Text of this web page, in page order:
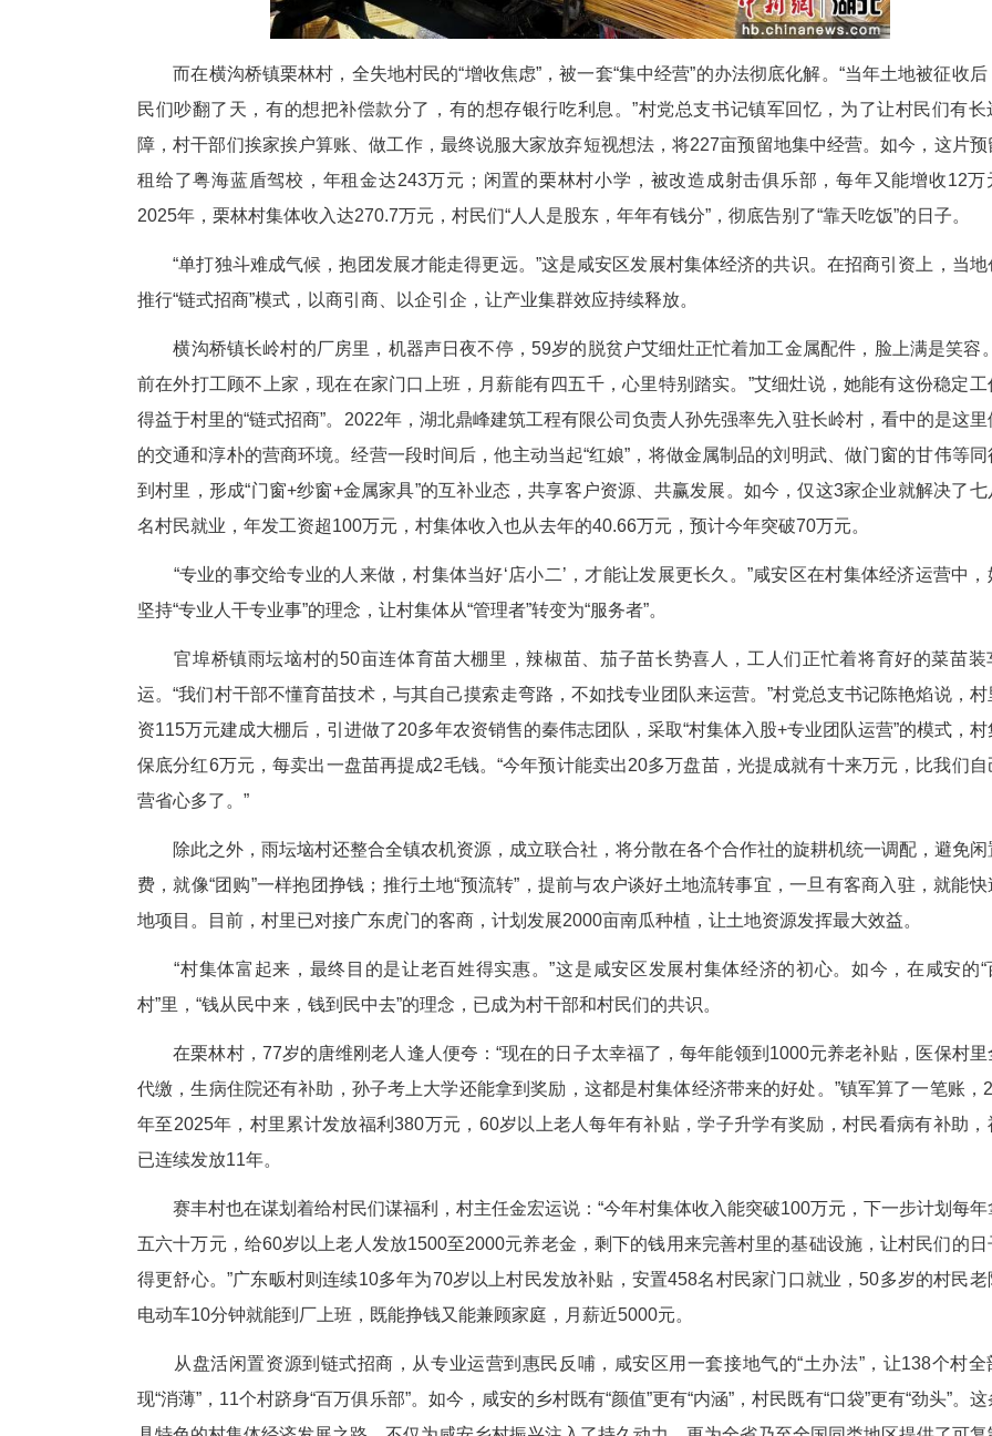
亿元。其中，为湖北三环集团供应汽车方向机配件的湖北意隆汽车零配件股份有限
27万元，让村集体实现稳定增收。
而在横沟桥镇栗林村，全失地村民的“增收焦虑”，被一套“集中经营”的办法彻底
民们吵翻了天，有的想把补偿款分了，有的想存银行吃利息。”村党总支书记镇军
障，村干部们挨家挨户算账、做工作，最终说服大家放弃短视想法，将227亩预留
租给了粤海蓝盾驾校，年租金达243万元；闲置的栗林村小学，被改造成射击俱
“单打独斗难成气候，抱团发展才能走得更远。”这是咸安区发展村集体经济的共
推行“链式招商”模式，以商引商、以企引企，让产业集群效应持续释放。
横沟桥镇长岭村的厂房里，机器声日夜不停，59岁的脱贫户艾细灶正忙着加工金
前在外打工顾不上家，现在在家门口上班，月薪能有四五千，心里特别踏实。”艾细
得益于村里的“链式招商”。2022年，湖北鼎峰建筑工程有限公司负责人孙先强率先
的交通和淳朴的营商环境。经营一段时间后，他主动当起“红娘”，将做金属制品的
到村里，形成“门窗+纱窗+金属家具”的互补业态，共享客户资源、共赢发展。如今
名村民就业，年发工资超100万元，村集体收入也从去年的40.66万元，预计今年突破
“专业的事交给专业的人来做，村集体当好‘店小二’，才能让发展更长久。”咸安
坚持“专业人干专业事”的理念，让村集体从“管理者”转变为“服务者”。